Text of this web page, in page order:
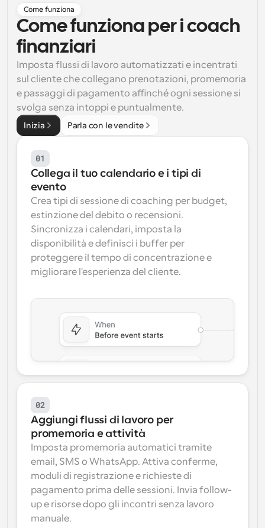
supportate dall'IA
Flussi di lavoro
Automatizzare la pianificazione e i promemoria
Blog
Rimani aggiornato con le ultime notizie e aggiornamenti
Riunioni Instantanee
Incontrare i clienti in pochi minuti
Prenota senza sforzo riunioni con più persone
Webhook
Ricevi una notifica quando succede qualcosa
Come funziona
Come funziona per i coach
finanziari
Imposta flussi di lavoro automatizzati e incentrati
sul cliente che collegano prenotazioni, promemoria
e passaggi di pagamento affinché ogni sessione si
svolga senza intoppi e puntualmente.
Inizia Parla con le vendite
01
Collega il tuo calendario e i tipi di
evento
Crea tipi di sessione di coaching per budget,
estinzione del debito o recensioni.
Sincronizza i calendari, imposta la
disponibilità e definisci i buffer per
proteggere il tempo di concentrazione e
migliorare l'esperienza del cliente.
02
Aggiungi flussi di lavoro per
promemoria e attività
Imposta promemoria automatici tramite
email, SMS o WhatsApp. Attiva conferme,
moduli di registrazione e richieste di
pagamento prima delle sessioni. Invia follow-
up e risorse dopo gli incontri senza lavoro
manuale.